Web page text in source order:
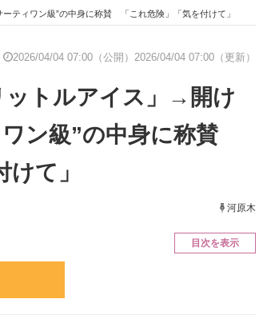
経営リーダ
IT製品の技術・比較・事例 製造業のIT
エネルギ
ィワン級”の中身に称賛 「これ危険」「気を付けて」
2026/04/04 07:00（公開） 2026/04/04 07:00（更新）
ットルアイス」→開け
ン級”の中身に称賛
けて」
河原木
目次を表示